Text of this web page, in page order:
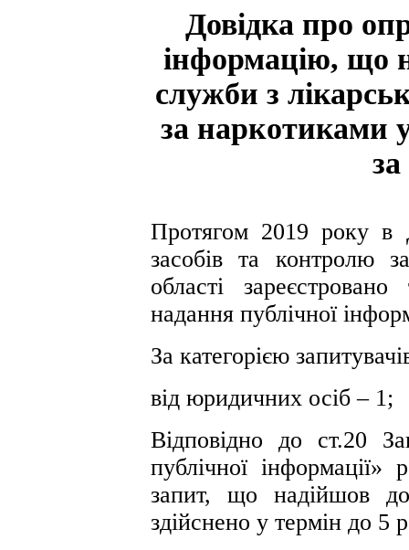
Довідка про
інформацію, що
служби з
за наркотиками
Протягом 2019 року в
засобів та контролю
області
надання публічної
За категорією
від юридичних осіб – 1;
Відповідно до ст.20
публічної інформації»
запит, що надійшов
здійснено у термін до 5